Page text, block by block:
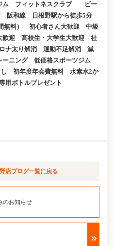
ム フィットネスクラブ ビー
阪和線 日根野駅から徒歩5分
無料） 初心者さん大歓迎 中級
歓迎 高校生・大学生大歓迎 社
ナ太り解消 運動不足解消 減
ニング 低価格スポーツジム
し 初年度年会費無料 水素水2か
用ボトルプレゼント
店ブログ一覧に戻る
のお知らせ